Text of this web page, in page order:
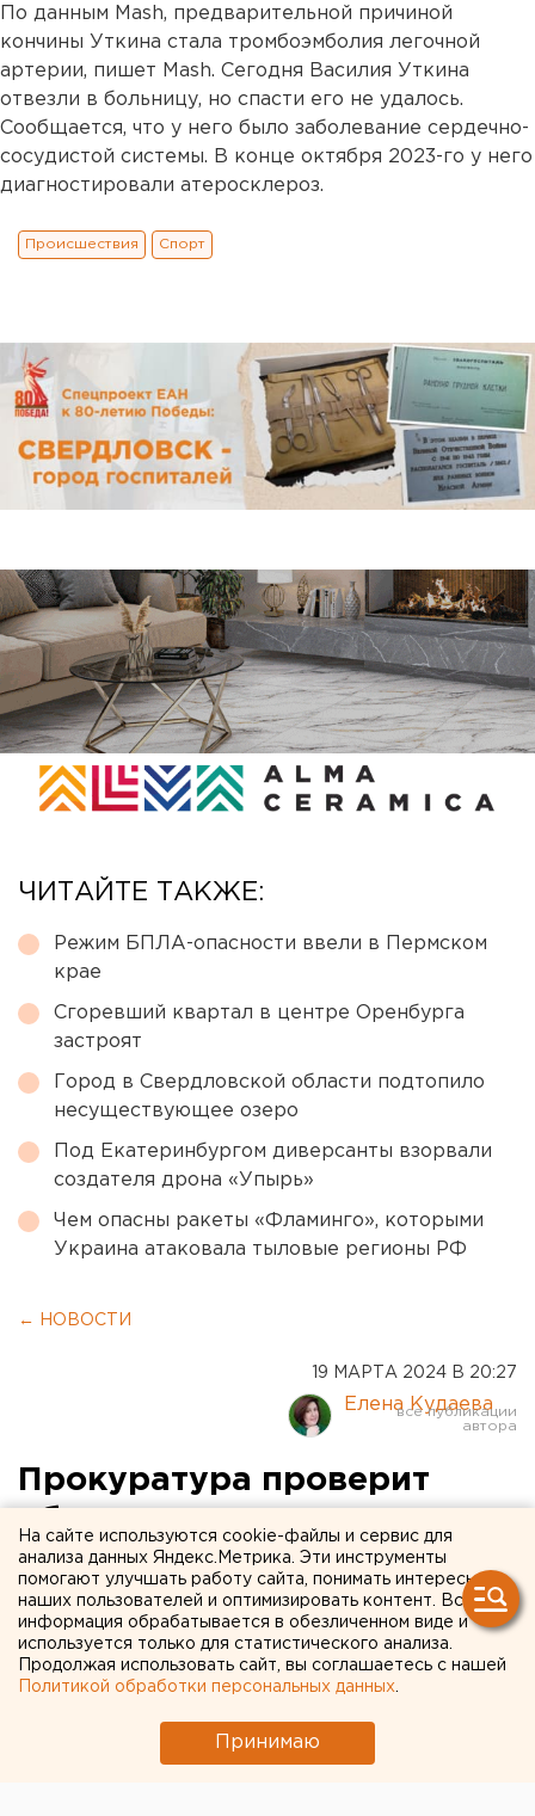
По данным Mash, предварительной причиной
кончины Уткина стала тромбоэмболия легочной
артерии, пишет Mash. Сегодня Василия Уткина
отвезли в больницу, но спасти его не удалось.
Сообщается, что у него было заболевание сердечно-
сосудистой системы. В конце октября 2023-го у него
диагностировали атеросклероз.
Происшествия Спорт
ЧИТАЙТЕ ТАКЖЕ:
Режим БПЛА-опасности ввели в Пермском
крае
Сгоревший квартал в центре Оренбурга
застроят
Город в Свердловской области подтопило
несуществующее озеро
Под Екатеринбургом диверсанты взорвали
создателя дрона «Упырь»
Чем опасны ракеты «Фламинго», которыми
Украина атаковала тыловые регионы РФ
← НОВОСТИ
19 МАРТА 2024 В 20:27
Елена Кудаева
Прокуратура проверит
Оренбурге
На сайте используются cookie-файлы и сервис для
анализа данных Яндекс.Метрика. Эти инструменты
помогают улучшать работу сайта, понимать интересы
наших пользователей и оптимизировать контент. Вся
информация обрабатывается в обезличенном виде и
используется только для статистического анализа.
Продолжая использовать сайт, вы соглашаетесь с нашей
Политикой обработки персональных данных
Принимаю